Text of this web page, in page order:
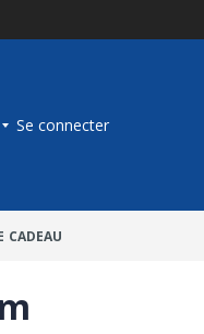
Se connecter
CADEAU